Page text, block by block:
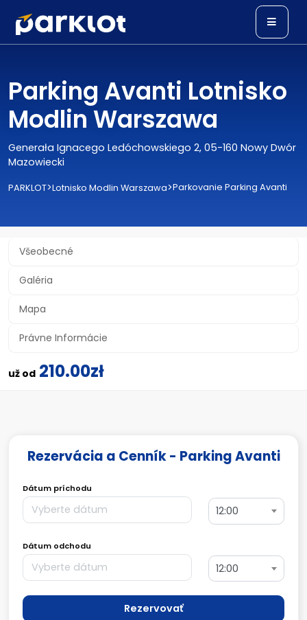
Parking Avanti Lotnisko
Modlin Warszawa
Generała Ignacego Ledóchowskiego 2, 05-160 Nowy Dwór
Mazowiecki
PARKLOT>Lotnisko Modlin Warszawa>Parkovanie Parking Avanti
Všeobecné
Galéria
Mapa
Právne Informácie
už od 210.00zł
Rezervácia a Cenník - Parking Avanti
Dátum príchodu
12:00
Dátum odchodu
12:00
Rezervovať